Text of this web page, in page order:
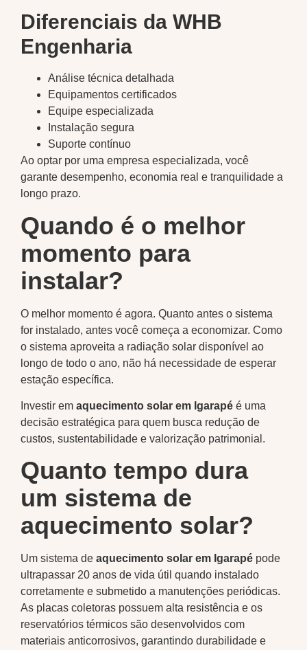
Diferenciais da WHB
Engenharia
Análise técnica detalhada
Equipamentos certificados
Equipe especializada
Instalação segura
Suporte contínuo
Ao optar por uma empresa especializada, você
garante desempenho, economia real e tranquilidade a
longo prazo.
Quando é o melhor
momento para
instalar?
O melhor momento é agora. Quanto antes o sistema
for instalado, antes você começa a economizar. Como
o sistema aproveita a radiação solar disponível ao
longo de todo o ano, não há necessidade de esperar
estação específica.
Investir em aquecimento solar em Igarapé é uma
decisão estratégica para quem busca redução de
custos, sustentabilidade e valorização patrimonial.
Quanto tempo dura
um sistema de
aquecimento solar?
Um sistema de aquecimento solar em Igarapé pode
ultrapassar 20 anos de vida útil quando instalado
corretamente e submetido a manutenções periódicas.
As placas coletoras possuem alta resistência e os
reservatórios térmicos são desenvolvidos com
materiais anticorrosivos, garantindo durabilidade e